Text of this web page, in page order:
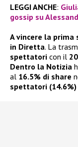
LEGGI ANCHE:
gossip su
A vincere la prima
in Diretta. La
spettatori con il
Dentro la Notizia
al 16.5% di share
spettatori (14.6%)